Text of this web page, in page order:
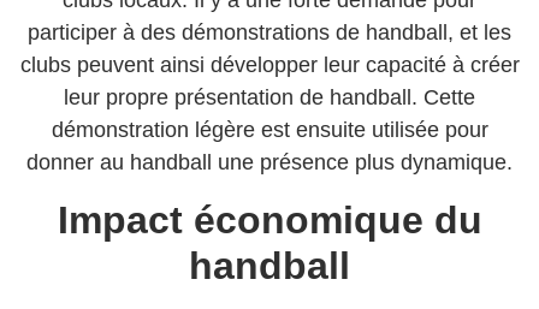
participer à des démonstrations de handball, et les
clubs peuvent ainsi développer leur capacité à créer
leur propre présentation de handball. Cette
démonstration légère est ensuite utilisée pour
donner au handball une présence plus dynamique.
Impact économique du
handball